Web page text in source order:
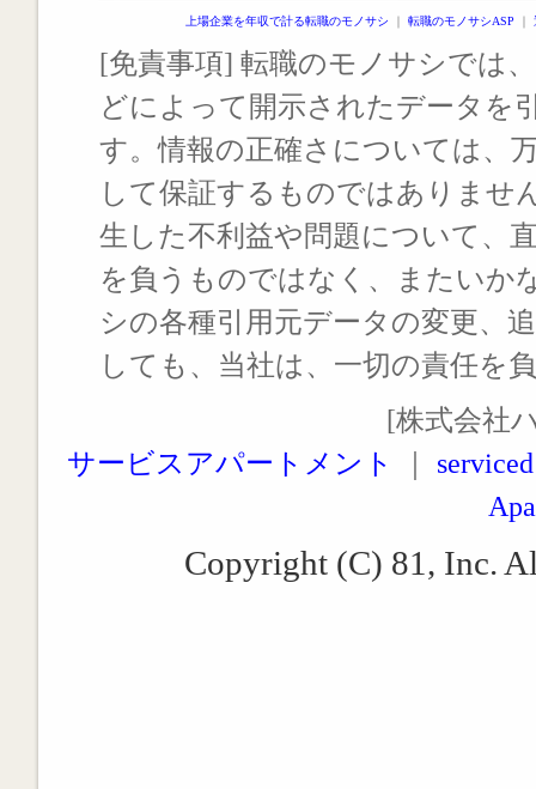
上場企業を年収で計る転職のモノサシ ｜ 転職のモノサシASP ｜
[免責事項] 転職のモノサシでは
どによって開示されたデータを
す。情報の正確さについては、
して保証するものではありませ
生した不利益や問題について、
を負うものではなく、またいか
シの各種引用元データの変更、
しても、当社は、一切の責任を
[株式会社
サービスアパートメント
Copyright (C) 81, Inc.